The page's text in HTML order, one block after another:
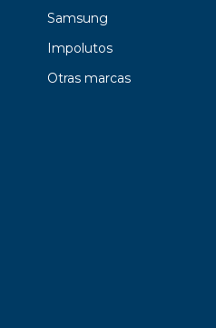
Samsung
Impolutos
Otras marcas